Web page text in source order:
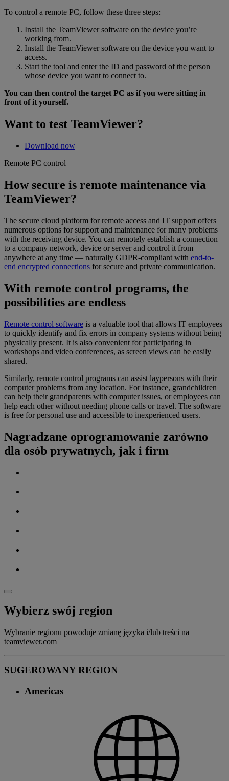
To control a remote PC, follow these three steps:
Install the TeamViewer software on the device you’re
working from.
Install the TeamViewer software on the device you want to
access.
Start the tool and enter the ID and password of the person
whose device you want to connect to.
You can then control the target PC as if you were sitting in
front of it yourself.
Want to test TeamViewer?
Download now
Remote PC control
How secure is remote maintenance via
TeamViewer?
The secure cloud platform for remote access and IT support offers
numerous options for support and maintenance for many problems
with the receiving device. You can remotely establish a connection
to a company network, device or server and control it from
anywhere at any time — naturally GDPR-compliant with end-to-
end encrypted connections for secure and private communication.
With remote control programs, the
possibilities are endless
Remote control software is a valuable tool that allows IT employees
to quickly identify and fix errors in company systems without being
physically present. It is also convenient for participating in
workshops and video conferences, as screen views can be easily
shared.
Similarly, remote control programs can assist laypersons with their
computer problems from any location. For instance, grandchildren
can help their grandparents with computer issues, or employees can
help each other without needing phone calls or travel. The software
is free for personal use and accessible to inexperienced users.
Nagradzane oprogramowanie zarówno
dla osób prywatnych, jak i firm
Wybierz swój region
Wybranie regionu powoduje zmianę języka i/lub treści na
teamviewer.com
SUGEROWANY REGION
Americas